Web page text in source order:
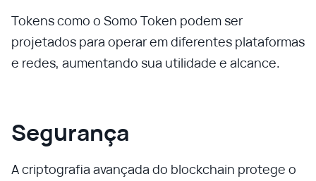
Tokens como o Somo Token podem ser
projetados para operar em diferentes plataformas
e redes, aumentando sua utilidade e alcance.
Segurança
A criptografia avançada do blockchain protege o